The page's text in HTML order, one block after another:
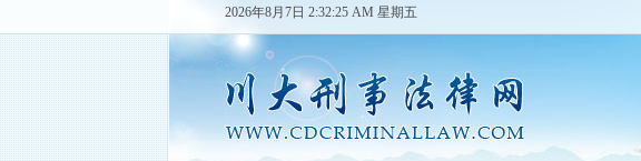
2026年8月7日 2:32:25 AM 星期五